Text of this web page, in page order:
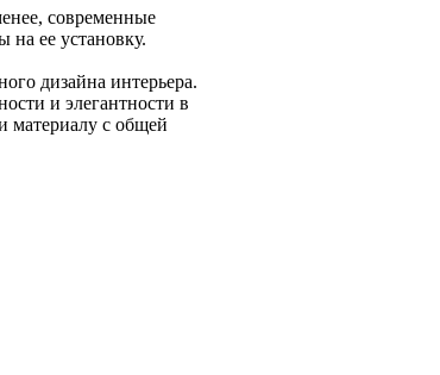
современные
на ее установку.
дизайна интерьера.
и элегантности в
материалу с общей